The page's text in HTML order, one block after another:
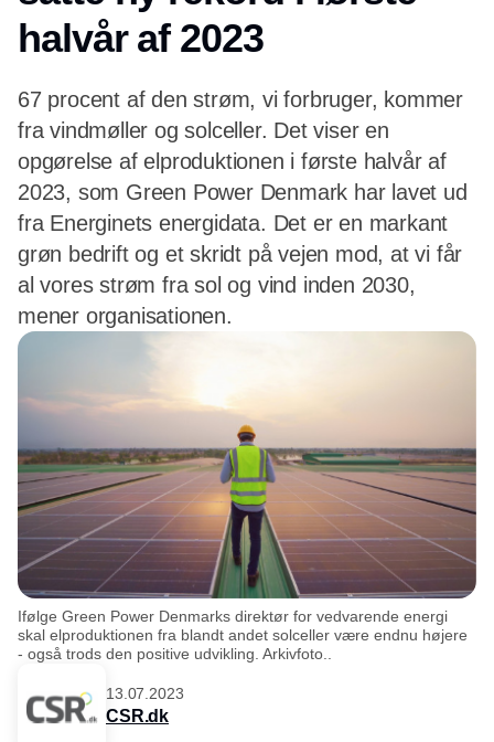
halvår af 2023
67 procent af den strøm, vi forbruger, kommer
fra vindmøller og solceller. Det viser en
opgørelse af elproduktionen i første halvår af
2023, som Green Power Denmark har lavet ud
fra Energinets energidata. Det er en markant
grøn bedrift og et skridt på vejen mod, at vi får
al vores strøm fra sol og vind inden 2030,
mener organisationen.
Ifølge Green Power Denmarks direktør for vedvarende energi
skal elproduktionen fra blandt andet solceller være endnu højere
- også trods den positive udvikling. Arkivfoto..
13.07.2023
CSR.dk